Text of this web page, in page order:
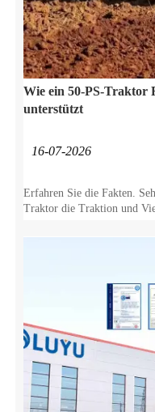
Wie ein 50-PS-Traktor
unterstützt
16-07-2026
Erfahren Sie die Fakten.
Traktor die Traktion und